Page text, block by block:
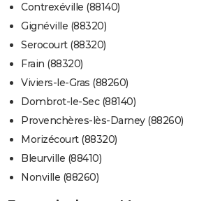
Contrexéville (88140)
Gignéville (88320)
Serocourt (88320)
Frain (88320)
Viviers-le-Gras (88260)
Dombrot-le-Sec (88140)
Provenchères-lès-Darney (88260)
Morizécourt (88320)
Bleurville (88410)
Nonville (88260)